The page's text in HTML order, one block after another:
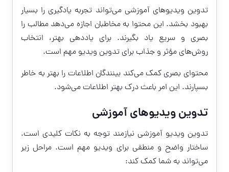
تدوین ویدیوهای آموزشی می‌تواند تجربه یادگیری را بسیار
بهبود بخشد. این محتوا به مخاطبان اجازه می‌دهد مطالب را
بصری و سریع یاد بگیرند. برای یاددهی بهتر، انتخاب
روش‌های مؤثر و جذاب برای تدوین ویدیو مهم است.
محتوای بصری کمک می‌کند بینندگان اطلاعات را بهتر به خاطر
بسپارند. این امر باعث درک بهتر اطلاعات می‌شود.
تدوین ویدیوهای آموزشی
تدوین ویدیو آموزشی نیازمند توجه به نکات کلیدی است.
ساختار واضح و منطقی برای ویدیو مهم است. مراحل زیر
می‌تواند به شما کمک کند: